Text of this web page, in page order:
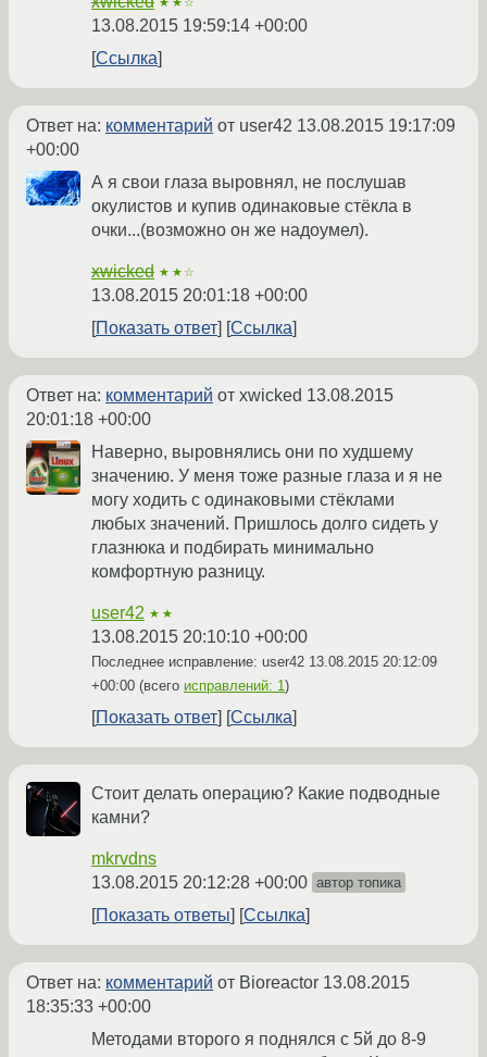
★★☆
13.08.2015 19:59:14 +00:00
Ссылка
Ответ на: комментарий от user42 13.08.2015 19:17:09
+00:00
А я свои глаза выровнял, не послушав
окулистов и купив одинаковые стёкла в
очки...(возможно он же надоумел).
xwicked ★★☆
13.08.2015 20:01:18 +00:00
Показать ответ
Ссылка
Ответ на: комментарий от xwicked 13.08.2015
20:01:18 +00:00
Наверно, выровнялись они по худшему
значению. У меня тоже разные глаза и я не
могу ходить с одинаковыми стёклами
любых значений. Пришлось долго сидеть у
глазнюка и подбирать минимально
комфортную разницу.
user42 ★★
13.08.2015 20:10:10 +00:00
Последнее исправление: user42 13.08.2015 20:12:09
+00:00 (всего исправлений: 1)
Показать ответ Ссылка
Стоит делать операцию? Какие подводные
камни?
mkrvdns
13.08.2015 20:12:28 +00:00 автор топика
Показать ответы Ссылка
Ответ на: комментарий от Bioreactor 13.08.2015
18:35:33 +00:00
Методами второго я поднялся с 5й до 8-9